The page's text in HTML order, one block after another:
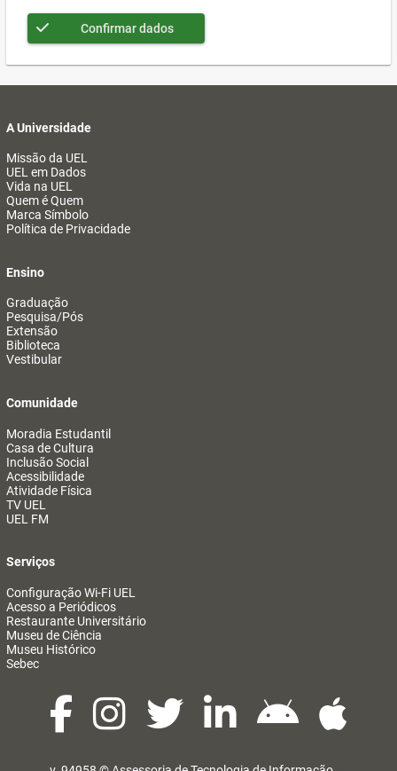
Confirmar dados
A Universidade
Missão da UEL
UEL em Dados
Vida na UEL
Quem é Quem
Marca Símbolo
Política de Privacidade
Ensino
Graduação
Pesquisa/Pós
Extensão
Biblioteca
Vestibular
Comunidade
Moradia Estudantil
Casa de Cultura
Inclusão Social
Acessibilidade
Atividade Física
TV UEL
UEL FM
Serviços
Configuração Wi-Fi UEL
Acesso a Periódicos
Restaurante Universitário
Museu de Ciência
Museu Histórico
Sebec